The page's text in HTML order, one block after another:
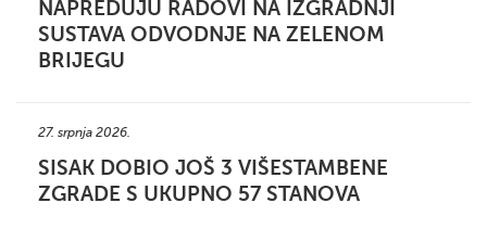
NAPREDUJU RADOVI NA IZGRADNJI
SUSTAVA ODVODNJE NA ZELENOM
BRIJEGU
27. srpnja 2026.
SISAK DOBIO JOŠ 3 VIŠESTAMBENE
ZGRADE S UKUPNO 57 STANOVA